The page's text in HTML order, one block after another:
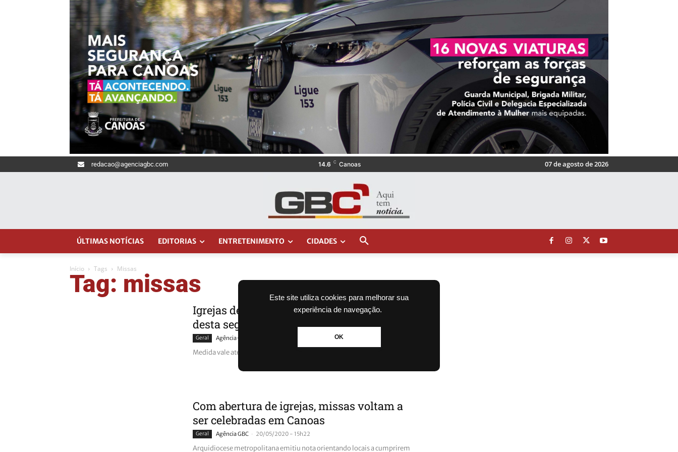
Este site utiliza cookies para melhorar sua
experiência de navegação.
OK
redacao@agenciagbc.com 14.6 C Canoas 07 de agosto de 2026
ÚLTIMAS NOTÍCIAS EDITORIAS ENTRETENIMENTO CIDADES
Início Tags Missas
Tag: missas
Igrejas de Canoas estarão fechadas a partir
desta segunda
Geral Agência GBC
Medida vale até nova determinação
Com abertura de igrejas, missas voltam a
ser celebradas em Canoas
Geral Agência GBC - 20/05/2020 - 15h22
Arquidiocese metropolitana emitiu nota orientando locais a cumprirem